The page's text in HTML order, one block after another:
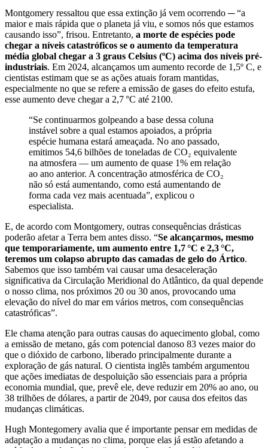
Montgomery ressaltou que essa extinção já vem ocorrendo ─ “a
maior e mais rápida que o planeta já viu, e somos nós que estamos
causando isso”, frisou. Entretanto, a morte de espécies pode
chegar a níveis catastróficos se o aumento da temperatura
média global chegar a 3 graus Celsius (ºC) acima dos níveis pré-
industriais. Em 2024, alcançamos um aumento recorde de 1,5º C, e
cientistas estimam que se as ações atuais foram mantidas,
especialmente no que se refere a emissão de gases do efeito estufa,
esse aumento deve chegar a 2,7 °C até 2100.
“Se continuarmos golpeando a base dessa coluna
instável sobre a qual estamos apoiados, a própria
espécie humana estará ameaçada. No ano passado,
emitimos 54,6 bilhões de toneladas de CO₂ equivalente
na atmosfera — um aumento de quase 1% em relação
ao ano anterior. A concentração atmosférica de CO₂
não só está aumentando, como está aumentando de
forma cada vez mais acentuada”, explicou o
especialista.
E, de acordo com Montgomery, outras consequências drásticas
poderão afetar a Terra bem antes disso. “Se alcançarmos, mesmo
que temporariamente, um aumento entre 1,7 °C e 2,3 °C,
teremos um colapso abrupto das camadas de gelo do Ártico.
Sabemos que isso também vai causar uma desaceleração
significativa da Circulação Meridional do Atlântico, da qual depende
o nosso clima, nos próximos 20 ou 30 anos, provocando uma
elevação do nível do mar em vários metros, com consequências
catastróficas”.
Ele chama atenção para outras causas do aquecimento global, como
a emissão de metano, gás com potencial danoso 83 vezes maior do
que o dióxido de carbono, liberado principalmente durante a
exploração de gás natural. O cientista inglês também argumentou
que ações imediatas de despoluição são essenciais para a própria
economia mundial, que, prevê ele, deve reduzir em 20% ao ano, ou
38 trilhões de dólares, a partir de 2049, por causa dos efeitos das
mudanças climáticas.
Hugh Montegomery avalia que é importante pensar em medidas de
adaptação a mudanças no clima, porque elas já estão afetando a